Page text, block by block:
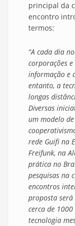
principal da
encontro
termos:
“A cada dia
corporações
informação e
entanto, a
longas
Diversas
um modelo
rede Guifi na
Freifunk, na
prática no
pesquisas na
encontros
proposta
cerca de
tecnologia